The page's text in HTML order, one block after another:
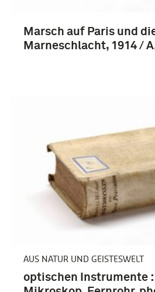
Marsch auf Paris und
Marneschlacht, 1914 /
AUS NATUR UND GEISTESWELT
optischen Instrumente :